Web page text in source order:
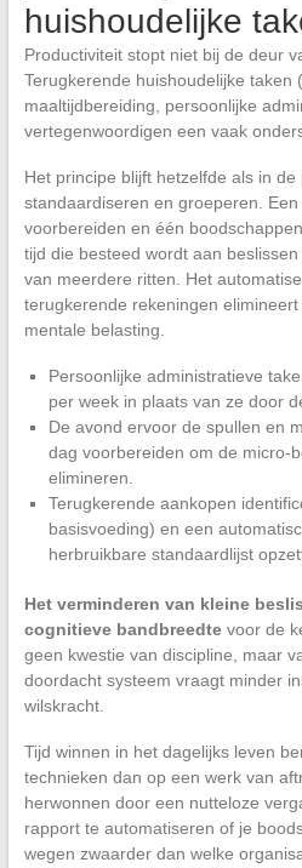
huishoudelijke
Productiviteit stopt niet bij de deur
Terugkerende huishoudelijke taken
maaltijdbereiding, persoonlijke
vertegenwoordigen een vaak
Het principe blijft hetzelfde als in
standaardiseren en groeperen.
voorbereiden en één
tijd die besteed wordt aan
van meerdere ritten. Het
terugkerende rekeningen
mentale belasting.
Persoonlijke administratieve
per week in plaats van ze door
De avond ervoor de spullen en
dag voorbereiden om de micro-
elimineren.
Terugkerende aankopen
basisvoeding) en een
herbruikbare standaardlijst
Het verminderen van kleine
cognitieve bandbreedtevoor de
geen kwestie van discipline, maar
doordacht systeem vraagt minder
wilskracht.
Tijd winnen in het dagelijks leven
technieken dan op een werk van
herwonnen door een nutteloze
rapport te automatiseren of je
wegen zwaarder dan welke